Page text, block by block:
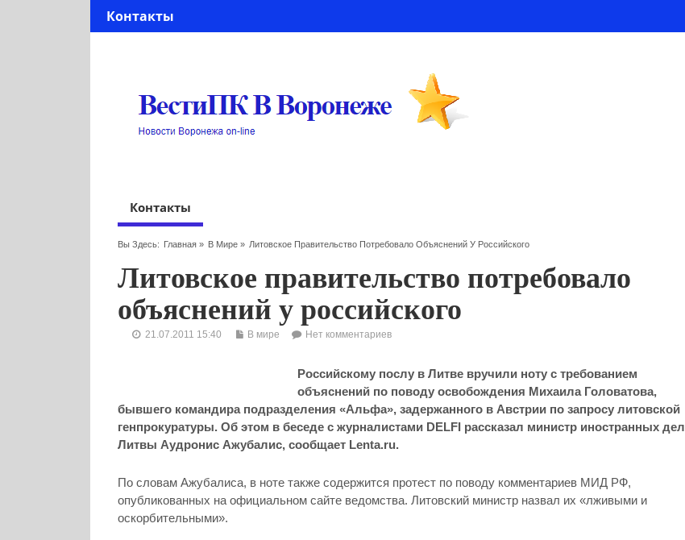
Контакты
Контакты
Вы Здесь: Главная» В Мире » Литовское Правительство Потребовало Объяснений У Российского
Литовское правительство потребовало
объяснений у российского
21.07.2011 15:40 В мире Нет комментариев
Российскому послу в Литве вручили ноту с требованием
объяснений по поводу освобождения Михаила Головатова,
бывшего командира подразделения «Альфа», задержанного в Австрии по запросу литовской
генпрокуратуры. Об этом в беседе с журналистами DELFI рассказал министр иностранных дел
Литвы Аудронис Ажубалис, сообщает Lenta.ru.
По словам Ажубалиса, в ноте также содержится протест по поводу комментариев МИД РФ,
опубликованных на официальном сайте ведомства. Литовский министр назвал их «лживыми и
оскорбительными».